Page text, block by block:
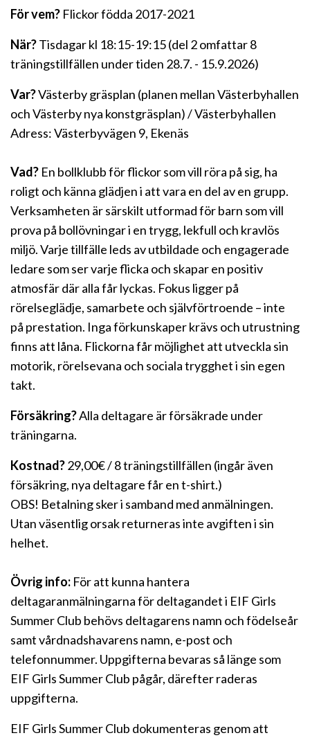
För vem? Flickor födda 2017-2021
När?Tisdagar kl 18:15-19:15 (del 2 omfattar 8
träningstillfällen under tiden 28.7. - 15.9.2026)
Var?Västerby gräsplan (planen mellan Västerbyhallen
och Västerby nya konstgräsplan) / Västerbyhallen
Adress: Västerbyvägen 9, Ekenäs
Vad? En bollklubb för flickor som vill röra på sig, ha
roligt och känna glädjen i att vara en del av en grupp.
Verksamheten är särskilt utformad för barn som vill
prova på bollövningar i en trygg, lekfull och kravlös
miljö. Varje tillfälle leds av utbildade och engagerade
ledare som ser varje flicka och skapar en positiv
atmosfär där alla får lyckas. Fokus ligger på
rörelseglädje, samarbete och självförtroende – inte
på prestation. Inga förkunskaper krävs och utrustning
finns att låna. Flickorna får möjlighet att utveckla sin
motorik, rörelsevana och sociala trygghet i sin egen
takt.
Försäkring?Alla deltagare är försäkrade under
träningarna.
Kostnad?29,00€ / 8 träningstillfällen (ingår även
försäkring, nya deltagare får en t-shirt.)
OBS! Betalning sker i samband med anmälningen.
Utan väsentlig orsak returneras inte avgiften i sin
helhet.
Övrig info: För att kunna hantera
deltagaranmälningarna för deltagandet i EIF Girls
Summer Club behövs deltagarens namn och födelseår
samt vårdnadshavarens namn, e-post och
telefonnummer. Uppgifterna bevaras så länge som
EIF Girls Summer Club pågår, därefter raderas
uppgifterna.
EIF Girls Summer Club dokumenteras genom att